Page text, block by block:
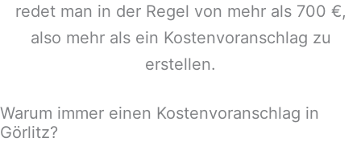
redet man in der Regel von mehr als 700 €,
also mehr als ein Kostenvoranschlag zu
erstellen.
Warum immer einen Kostenvoranschlag in
Görlitz?